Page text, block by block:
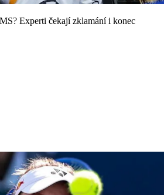
Experti čekají zklamání i konec